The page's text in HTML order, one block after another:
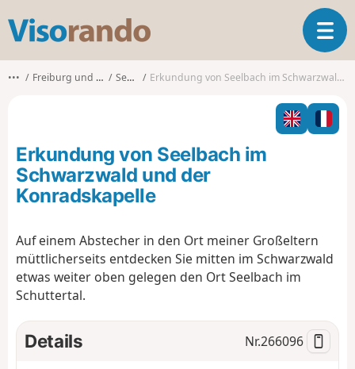
s
o
o
T
o
l
n
i
••• Freiburg und Umgebung Seelbach Erkundung von Seelbach im Schwarzwald und der Konradskapelle
Erkundung von Seelbach im
Schwarzwald und der
Konradskapelle
Auf einem Abstecher in den Ort meiner Großeltern
müttlicherseits entdecken Sie mitten im Schwarzwald
etwas weiter oben gelegen den Ort Seelbach im
Schuttertal.
Details Nr.266096